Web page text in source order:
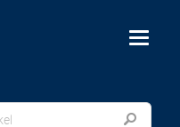
menu